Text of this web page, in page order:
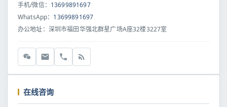
手机/微信： 13699891697
WhatsApp： 13699891697
办公地址：深圳市福田华强北群星广场A座32楼3227室
在线咨询